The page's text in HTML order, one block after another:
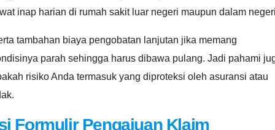
inap harian di rumah sakit luar negeri maupun dalam
tambahan biaya pengobatan lanjutan jika memang
parah sehingga harus dibawa pulang. Jadi pahami
risiko Anda termasuk yang diproteksi oleh asuransi atau
Formulir Pengajuan Klaim